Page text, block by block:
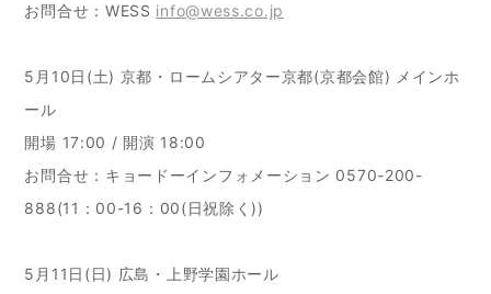
お問合せ：WESS info@wess.co.jp
5月10日(土) 京都・ロームシアター京都(京都会館) メインホ
ール
開場 17:00 / 開演 18:00
お問合せ：キョードーインフォメーション 0570-200-
888(11：00-16：00(日祝除く))
5月11日(日) 広島・上野学園ホール